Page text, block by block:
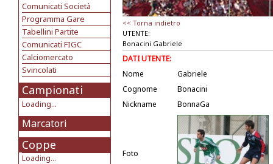
Comunicati Società
Programma Gare
Tabellini Partite
Comunicati FIGC
Calciomercato
Svincolati
Campionati
Loading...
Marcatori
Coppe
Loading...
<< Torna indietro
UTENTE:
Bonacini Gabriele
DATI UTENTE:
Nome
Gabriele
Cognome
Bonacini
Nickname
BonnaGa
Foto